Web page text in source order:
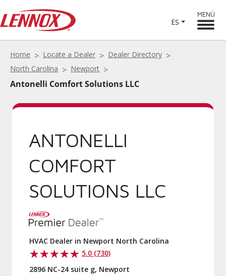
ES
MENÚ
Home Locate a Dealer
Dealer Directory
North Carolina
Newport
Antonelli Comfort Solutions LLC
ANTONELLI
COMFORT
SOLUTIONS LLC
HVAC Dealer in Newport North Carolina
5.0 (730)
2896 NC-24 suite g, Newport